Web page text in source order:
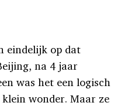
eindelijk op dat
na 4 jaar
was het een logisch
wonder. Maar ze